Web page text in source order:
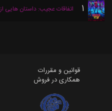
1 اتفاقات عجیب: داستان هایی از 1985
قوانین و مقررات
همکاری در فروش